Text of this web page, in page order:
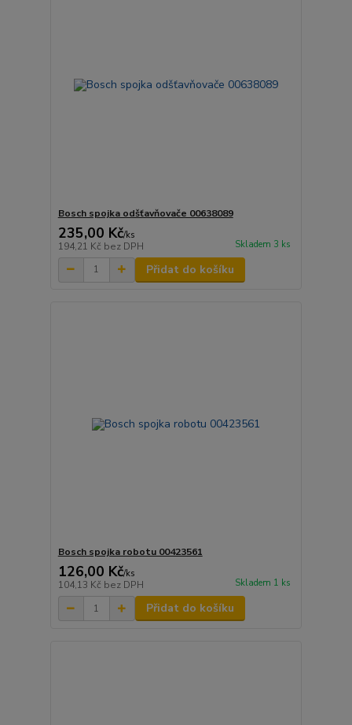
Bosch spojka odšťavňovače 00638089
235,00 Kč/ks
194,21 Kč bez DPH Skladem 3 ks
Přidat do košíku
Bosch spojka robotu 00423561
126,00 Kč/ks
104,13 Kč bez DPH Skladem 1 ks
Přidat do košíku